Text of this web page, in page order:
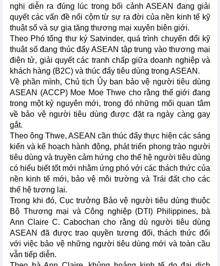
nghị diễn ra đúng lúc trong bối cảnh ASEAN đang giải
quyết các vấn đề nổi cộm từ sự ra đời của nền kinh tế kỹ
thuật số và sự gia tăng thương mại xuyên biên giới.
Theo Phó tổng thư ký Satvinder, quá trình chuyển đổi kỹ
thuật số đang thúc đẩy ASEAN tập trung vào thương mại
điện tử, giải quyết các tranh chấp giữa doanh nghiệp và
khách hàng (B2C) và thúc đẩy tiêu dùng trong ASEAN.
Về phần mình, Chủ tịch Ủy ban bảo vệ người tiêu dùng
ASEAN (ACCP) Moe Moe Thwe cho rằng thế giới đang
trong một kỷ nguyên mới, trong đó những mối quan tâm
về bảo vệ người tiêu dùng được đặt ra ngày càng gay
gắt.
Theo ông Thwe, ASEAN cần thúc đẩy thực hiện các sáng
kiến và kế hoạch hành động, phát triển phong trào người
tiêu dùng và truyền cảm hứng cho thế hệ người tiêu dùng
có hiểu biết tốt mới nhằm ứng phó với các thách thức của
nền kinh tế mới, bảo vệ môi trường và Trái đất cho các
thế hệ tương lai.
Trong khi đó, Cục trưởng Bảo vệ người tiêu dùng thuộc
Bộ Thương mại và Công nghiệp (DTI) Philippines, bà
Ann Claire C. Cabochan cho rằng dù người tiêu dùng
ASEAN đã được trao quyền tương đối, thách thức đối
với việc bảo vệ những người tiêu dùng mới và toàn cầu
vẫn tiếp diễn.